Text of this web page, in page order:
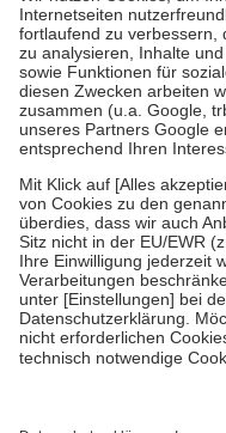
Kosten der Leistung zu
Diese Regeln gelten
Bei Heilmitteln und
Zuzahlung zehn Prozent
Verordnung.
Um das Engagement der
stärken und die besondere
fallenkeine Zuzahlungenan
• Kindern und
mit Ausnahme der
• Untersuchungen zur
GKV getragen werden
• empfohlenen
• Harn- und